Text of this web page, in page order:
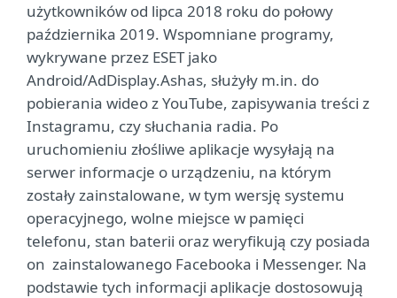
użytkowników od lipca 2018 roku do połowy
października 2019. Wspomniane programy,
wykrywane przez ESET jako
Android/AdDisplay.Ashas, służyły m.in. do
pobierania wideo z YouTube, zapisywania treści z
Instagramu, czy słuchania radia. Po
uruchomieniu złośliwe aplikacje wysyłają na
serwer informacje o urządzeniu, na którym
zostały zainstalowane, w tym wersję systemu
operacyjnego, wolne miejsce w pamięci
telefonu, stan baterii oraz weryfikują czy posiada
on zainstalowanego Facebooka i Messenger. Na
podstawie tych informacji aplikacje dostosowują